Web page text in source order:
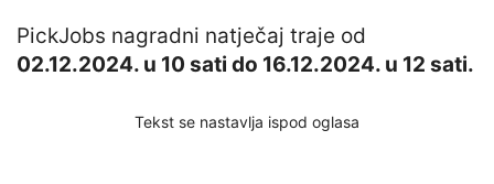
PickJobs nagradni natječaj traje od
02.12.2024. u 10 sati do 16.12.2024. u 12 sati.
Tekst se nastavlja ispod oglasa